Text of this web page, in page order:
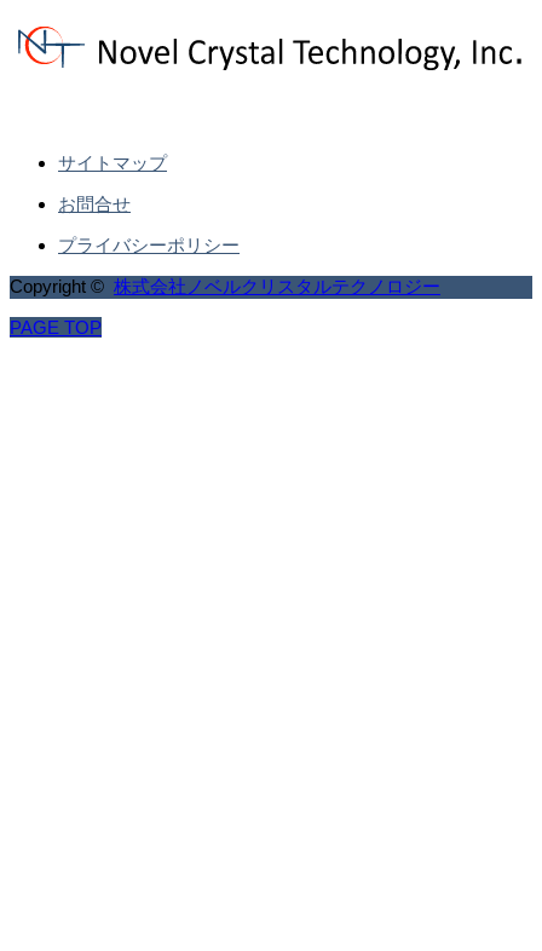
サイトマップ
お問合せ
プライバシーポリシー
Copyright © 株式会社ノベルクリスタルテクノロジー
PAGE TOP